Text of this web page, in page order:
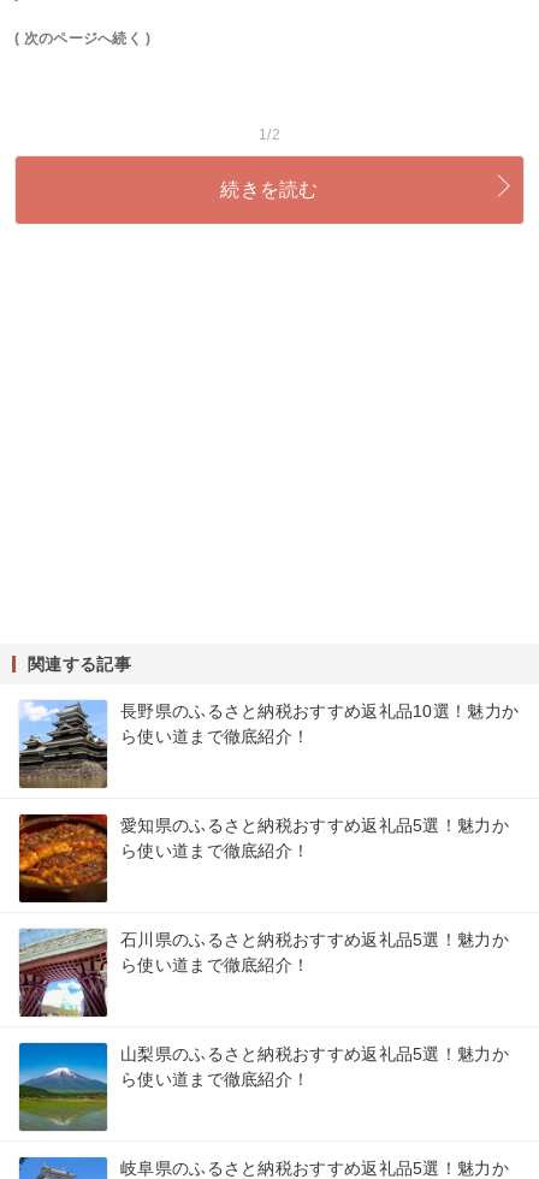
( 次のページへ続く )
1/2
続きを読む
関連する記事
長野県のふるさと納税おすすめ返礼品10選！魅力か
ら使い道まで徹底紹介！
愛知県のふるさと納税おすすめ返礼品5選！魅力か
ら使い道まで徹底紹介！
石川県のふるさと納税おすすめ返礼品5選！魅力か
ら使い道まで徹底紹介！
山梨県のふるさと納税おすすめ返礼品5選！魅力か
ら使い道まで徹底紹介！
岐阜県のふるさと納税おすすめ返礼品5選！魅力か